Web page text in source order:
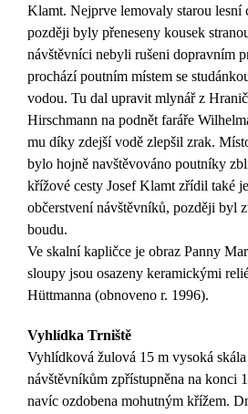
Klamt. Nejprve lemovaly starou lesní
později byly přeneseny kousek
návštěvníci nebyli rušeni dopravním
prochází poutním místem se
vodou. Tu dal upravit mlynář z
Hirschmann na podnět faráře
mu díky zdejší vodě zlepšil zrak.
bylo hojně navštěvováno poutníky
křížové cesty Josef Klamt zřídil také
občerstvení návštěvníků, později byl
boudu.
Ve skalní kapličce je obraz Panny
sloupy jsou osazeny keramickými
Hüttmanna (obnoveno r. 1996).
Vyhlídka Trniště
Vyhlídková žulová 15 m vysoká
návštěvníkům zpřístupněna na konci
navíc ozdobena mohutným křížem.